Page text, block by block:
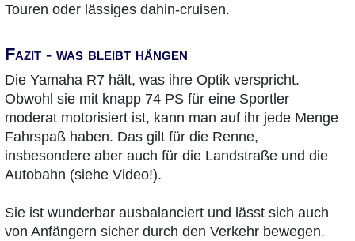
Touren oder lässiges dahin-cruisen.
Fazit - was bleibt hängen
Die Yamaha R7 hält, was ihre Optik verspricht.
Obwohl sie mit knapp 74 PS für eine Sportler
moderat motorisiert ist, kann man auf ihr jede Menge
Fahrspaß haben. Das gilt für die Renne,
insbesondere aber auch für die Landstraße und die
Autobahn (siehe Video!).
Sie ist wunderbar ausbalanciert und lässt sich auch
von Anfängern sicher durch den Verkehr bewegen.